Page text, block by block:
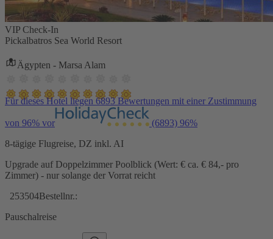
VIP Check-In
Pickalbatros Sea World Resort
Ägypten - Marsa Alam
Für dieses Hotel liegen 6893 Bewertungen mit einer Zustimmung
von 96% vor (6893) 96%
8-tägige Flugreise, DZ inkl. AI
Upgrade auf Doppelzimmer Poolblick (Wert: € ca. € 84,- pro
Zimmer) - nur solange der Vorrat reicht
253504Bestellnr.:
Pauschalreise